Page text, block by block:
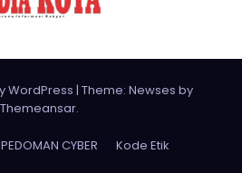
WordPress | Theme: Newses by
Themeansar.
PEDOMAN CYBER Kode Etik